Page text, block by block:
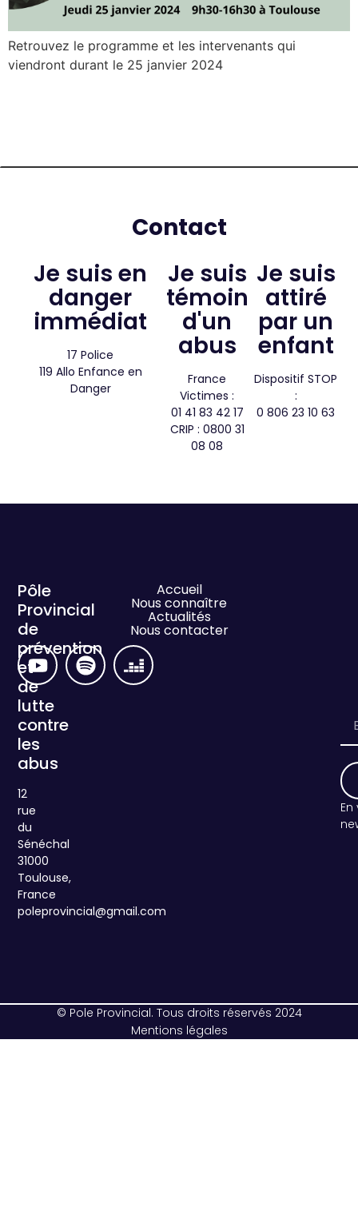
Retrouvez le programme et les intervenants qui
viendront durant le 25 janvier 2024
Contact
Je suis en
danger
immédiat
17 Police
119 Allo Enfance en
Danger
Je suis
témoin
d'un
abus
France
Victimes :
01 41 83 42 17
CRIP : 0800 31
08 08
Je suis
attiré
par un
enfant​
Dispositif STOP
:
0 806 23 10 63
En vous inscrivant, vous acceptez de recevoir la
Accueil
Nous connaître
Actualités
Nous contacter
Pôle
Provincial
de
prévention
et
de
lutte
contre
les
abus
12
rue
du
Sénéchal
31000
Toulouse,
France
poleprovincial@gmail.com
© Pole Provincial. Tous droits réservés 2024
Mentions légales